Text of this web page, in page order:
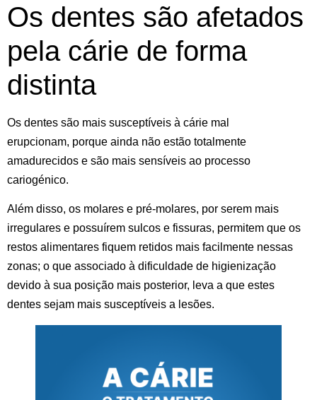
Os dentes são afetados
pela cárie de forma
distinta
Os dentes são mais susceptíveis à cárie mal
erupcionam, porque ainda não estão totalmente
amadurecidos e são mais sensíveis ao processo
cariogénico.
Além disso, os molares e pré-molares, por serem mais
irregulares e possuírem sulcos e fissuras, permitem que os
restos alimentares fiquem retidos mais facilmente nessas
zonas; o que associado à dificuldade de higienização
devido à sua posição mais posterior, leva a que estes
dentes sejam mais susceptíveis a lesões.